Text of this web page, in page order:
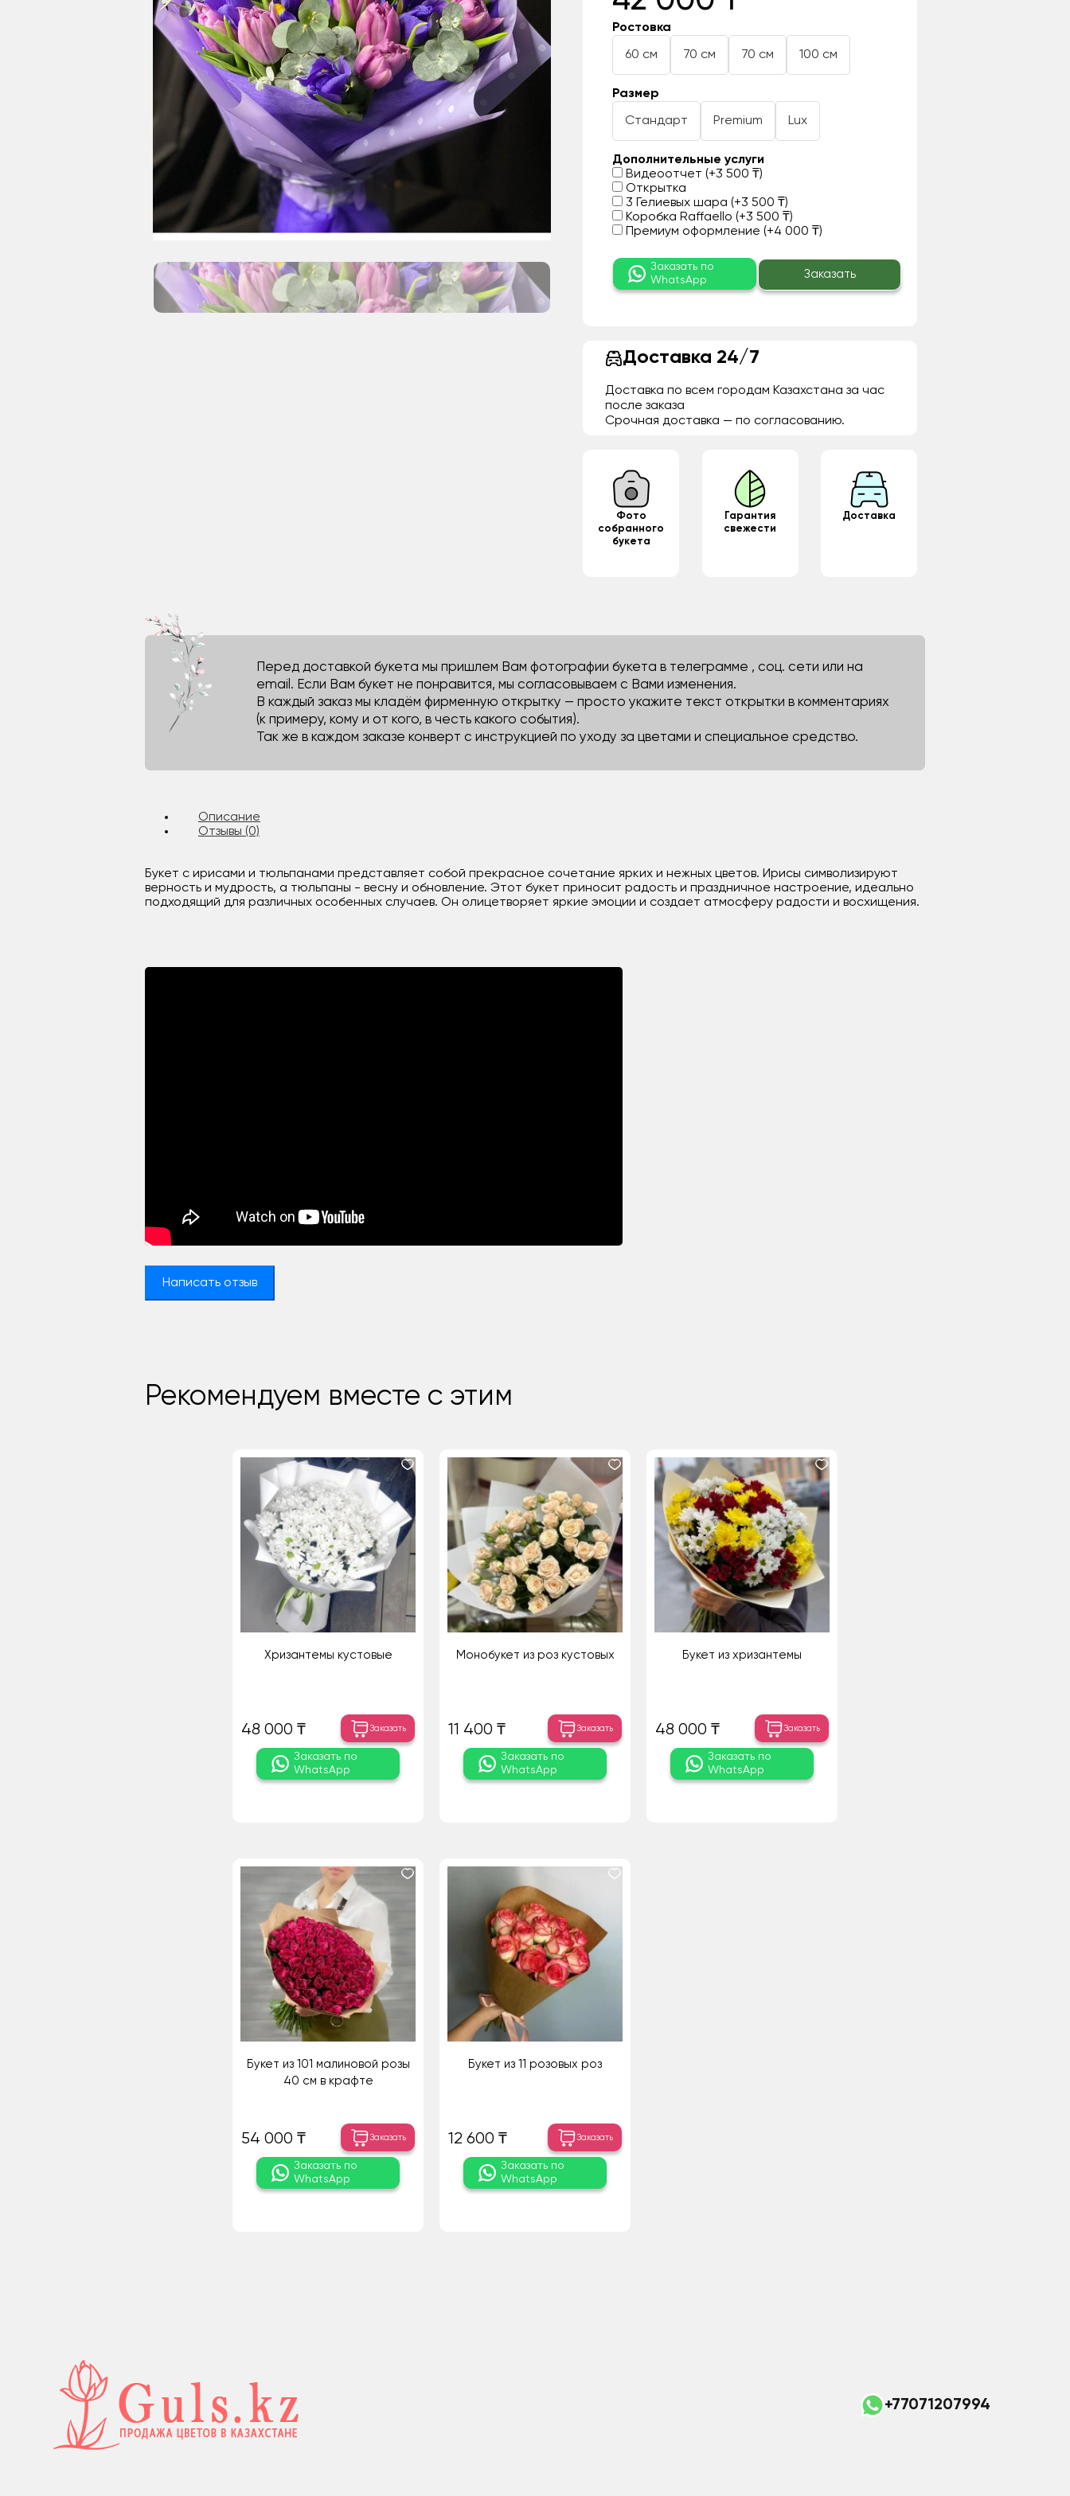
Ростовка
60 см 70 см 70 см 100 см
Размер
Стандарт Premium Lux
Дополнительные услуги
Видеоотчет (+3 500 ₸)
Открытка
3 Гелиевых шара (+3 500 ₸)
Коробка Raffaello (+3 500 ₸)
Премиум оформление (+4 000 ₸)
Заказать по
WhatsApp
Заказать
Доставка 24/7
Доставка по всем городам Казахстана за час
после заказа
Срочная доставка — по согласованию.
Фото
собранного
букета
Гарантия
свежести
Доставка
Перед доставкой букета мы пришлем Вам фотографии букета в телеграмме , соц. сети или на
email. Если Вам букет не понравится, мы согласовываем с Вами изменения.
В каждый заказ мы кладём фирменную открытку — просто укажите текст открытки в комментариях
(к примеру, кому и от кого, в честь какого события).
Так же в каждом заказе конверт с инструкцией по уходу за цветами и специальное средство.
Описание
Отзывы (0)
Букет с ирисами и тюльпанами представляет собой прекрасное сочетание ярких и нежных цветов. Ирисы символизируют
верность и мудрость, а тюльпаны - весну и обновление. Этот букет приносит радость и праздничное настроение, идеально
подходящий для различных особенных случаев. Он олицетворяет яркие эмоции и создает атмосферу радости и восхищения.
Написать отзыв
Рекомендуем вместе с этим
Хризантемы кустовые
48 000 ₸ Заказать
Заказать по
WhatsApp
Монобукет из роз кустовых
11 400 ₸ Заказать
Заказать по
WhatsApp
Букет из хризантемы
48 000 ₸ Заказать
Заказать по
WhatsApp
Букет из 101 малиновой розы
40 см в крафте
54 000 ₸ Заказать
Заказать по
WhatsApp
Букет из 11 розовых роз
12 600 ₸ Заказать
Заказать по
WhatsApp
+77071207994